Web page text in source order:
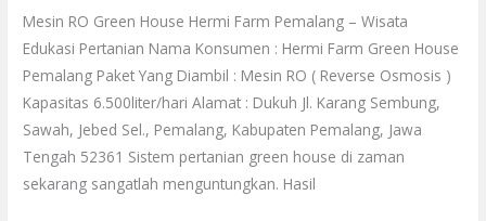
Mesin RO Green House Hermi Farm Pemalang – Wisata
Edukasi Pertanian Nama Konsumen : Hermi Farm Green House
Pemalang Paket Yang Diambil : Mesin RO ( Reverse Osmosis )
Kapasitas 6.500liter/hari Alamat : Dukuh Jl. Karang Sembung,
Sawah, Jebed Sel., Pemalang, Kabupaten Pemalang, Jawa
Tengah 52361 Sistem pertanian green house di zaman
sekarang sangatlah menguntungkan. Hasil
Edukasi
Pertanian